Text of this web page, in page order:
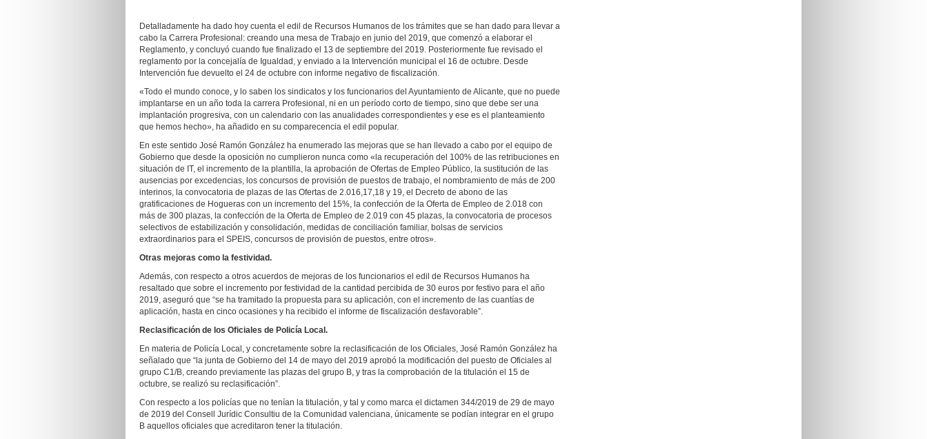
Detalladamente ha dado hoy cuenta el edil de Recursos Humanos de los trámites que se han dado para llevar a
cabo la Carrera Profesional: creando una mesa de Trabajo en junio del 2019, que comenzó a elaborar el
Reglamento, y concluyó cuando fue finalizado el 13 de septiembre del 2019. Posteriormente fue revisado el
reglamento por la concejalía de Igualdad, y enviado a la Intervención municipal el 16 de octubre. Desde
Intervención fue devuelto el 24 de octubre con informe negativo de fiscalización.
«Todo el mundo conoce, y lo saben los sindicatos y los funcionarios del Ayuntamiento de Alicante, que no puede
implantarse en un año toda la carrera Profesional, ni en un período corto de tiempo, sino que debe ser una
implantación progresiva, con un calendario con las anualidades correspondientes y ese es el planteamiento
que hemos hecho», ha añadido en su comparecencia el edil popular.
En este sentido José Ramón González ha enumerado las mejoras que se han llevado a cabo por el equipo de
Gobierno que desde la oposición no cumplieron nunca como «la recuperación del 100% de las retribuciones en
situación de IT, el incremento de la plantilla, la aprobación de Ofertas de Empleo Público, la sustitución de las
ausencias por excedencias, los concursos de provisión de puestos de trabajo, el nombramiento de más de 200
interinos, la convocatoria de plazas de las Ofertas de 2.016,17,18 y 19, el Decreto de abono de las
gratificaciones de Hogueras con un incremento del 15%, la confección de la Oferta de Empleo de 2.018 con
más de 300 plazas, la confección de la Oferta de Empleo de 2.019 con 45 plazas, la convocatoria de procesos
selectivos de estabilización y consolidación, medidas de conciliación familiar, bolsas de servicios
extraordinarios para el SPEIS, concursos de provisión de puestos, entre otros».
Otras mejoras como la festividad.
Además, con respecto a otros acuerdos de mejoras de los funcionarios el edil de Recursos Humanos ha
resaltado que sobre el incremento por festividad de la cantidad percibida de 30 euros por festivo para el año
2019, aseguró que “se ha tramitado la propuesta para su aplicación, con el incremento de las cuantías de
aplicación, hasta en cinco ocasiones y ha recibido el informe de fiscalización desfavorable”.
Reclasificación de los Oficiales de Policía Local.
En materia de Policía Local, y concretamente sobre la reclasificación de los Oficiales, José Ramón González ha
señalado que “la junta de Gobierno del 14 de mayo del 2019 aprobó la modificación del puesto de Oficiales al
grupo C1/B, creando previamente las plazas del grupo B, y tras la comprobación de la titulación el 15 de
octubre, se realizó su reclasificación”.
Con respecto a los policías que no tenían la titulación, y tal y como marca el dictamen 344/2019 de 29 de mayo
de 2019 del Consell Jurídic Consultiu de la Comunidad valenciana, únicamente se podían integrar en el grupo
B aquellos oficiales que acreditaron tener la titulación.